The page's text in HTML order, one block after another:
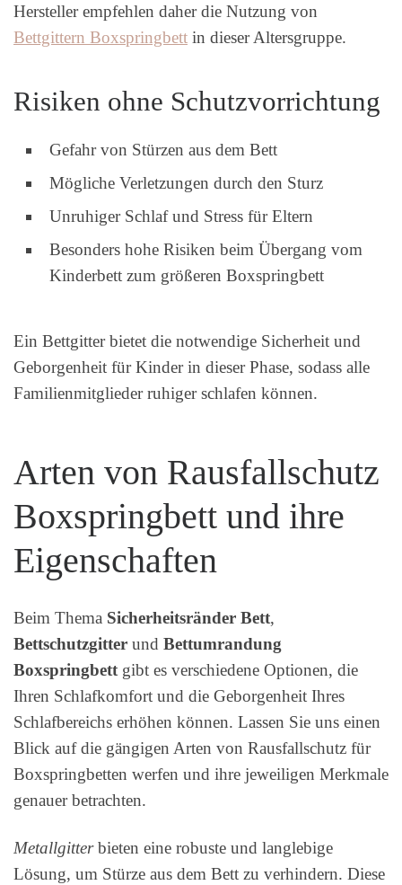
Hersteller empfehlen daher die Nutzung von
Bettgittern Boxspringbett in dieser Altersgruppe.
Risiken ohne Schutzvorrichtung
Gefahr von Stürzen aus dem Bett
Mögliche Verletzungen durch den Sturz
Unruhiger Schlaf und Stress für Eltern
Besonders hohe Risiken beim Übergang vom
Kinderbett zum größeren Boxspringbett
Ein Bettgitter bietet die notwendige Sicherheit und
Geborgenheit für Kinder in dieser Phase, sodass alle
Familienmitglieder ruhiger schlafen können.
Arten von Rausfallschutz
Boxspringbett und ihre
Eigenschaften
Beim Thema Sicherheitsränder Bett,
Bettschutzgitter und Bettumrandung
Boxspringbett gibt es verschiedene Optionen, die
Ihren Schlafkomfort und die Geborgenheit Ihres
Schlafbereichs erhöhen können. Lassen Sie uns einen
Blick auf die gängigen Arten von Rausfallschutz für
Boxspringbetten werfen und ihre jeweiligen Merkmale
genauer betrachten.
Metallgitterbieten eine robuste und langlebige
Lösung, um Stürze aus dem Bett zu verhindern. Diese